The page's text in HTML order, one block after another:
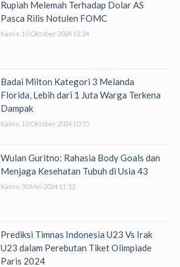
Rupiah Melemah Terhadap Dolar AS
Pasca Rilis Notulen FOMC
Kamis, 10 Oktober 2024 12:24
Badai Milton Kategori 3 Melanda
Florida, Lebih dari 1 Juta Warga Terkena
Dampak
Kamis, 10 Oktober 2024 10:55
Wulan Guritno: Rahasia Body Goals dan
Menjaga Kesehatan Tubuh di Usia 43
Kamis, 30 Mei 2024 11:53
Prediksi Timnas Indonesia U23 Vs Irak
U23 dalam Perebutan Tiket Olimpiade
Paris 2024